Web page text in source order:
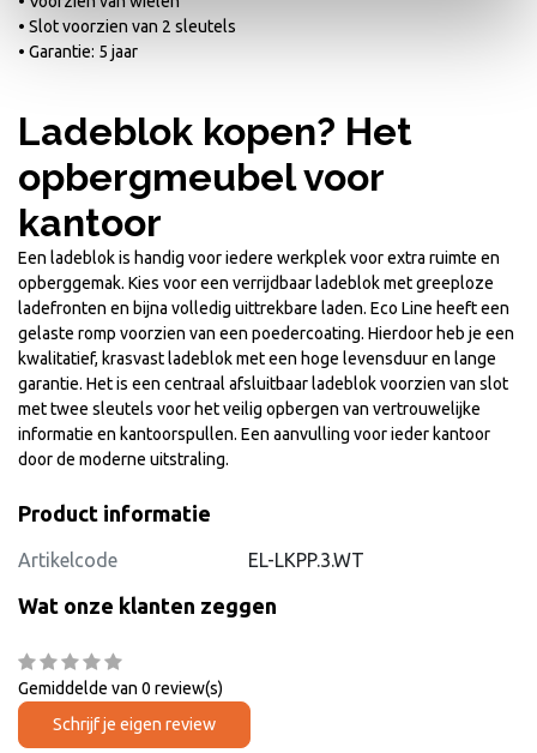
• Slot voorzien van 2 sleutels
• Garantie: 5 jaar
Ladeblok kopen? Het
opbergmeubel voor
kantoor
Een ladeblok is handig voor iedere werkplek voor extra ruimte en
opberggemak. Kies voor een verrijdbaar ladeblok met greeploze
ladefronten en bijna volledig uittrekbare laden. Eco Line heeft een
gelaste romp voorzien van een poedercoating. Hierdoor heb je een
kwalitatief, krasvast ladeblok met een hoge levensduur en lange
garantie. Het is een centraal afsluitbaar ladeblok voorzien van slot
met twee sleutels voor het veilig opbergen van vertrouwelijke
informatie en kantoorspullen. Een aanvulling voor ieder kantoor
door de moderne uitstraling.
Product informatie
Artikelcode EL-LKPP.3.WT
Wat onze klanten zeggen
Gemiddelde van 0 review(s)
Schrijf je eigen review